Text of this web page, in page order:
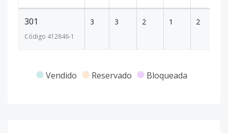
301
Código 412846-1
3 3 2 1 2
Vendido Reservado Bloqueada